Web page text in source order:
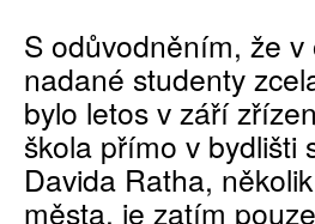
S odůvodněním, že
nadané studenty
bylo letos v září
škola přímo v bydlišti
Davida Ratha,
města, je zatím